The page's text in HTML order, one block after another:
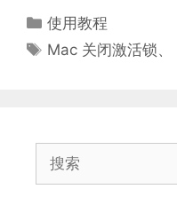
分
类
使用教程
标
Mac 关闭激活锁、